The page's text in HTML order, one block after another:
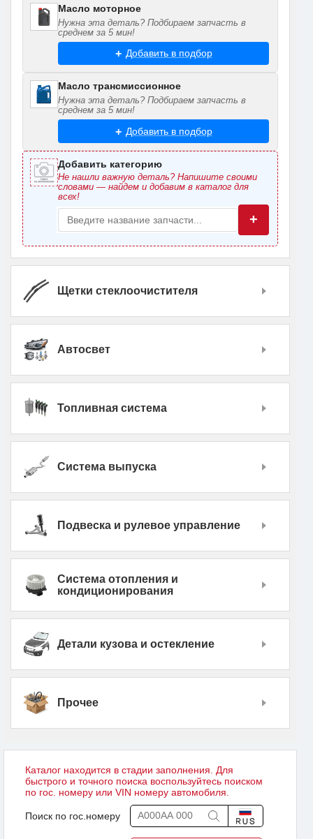
Масло моторное
Нужна эта деталь? Подбираем запчасть в
среднем за 5 мин!
Добавить в подбор
Масло трансмиссионное
Нужна эта деталь? Подбираем запчасть в
среднем за 5 мин!
Добавить в подбор
Добавить категорию
Не нашли важную деталь? Напишите своими
словами — найдем и добавим в каталог для
всех!
+
Щетки стеклоочистителя
Автосвет
Топливная система
Система выпуска
Подвеска и рулевое управление
Система отопления и
кондиционирования
Детали кузова и остекление
Прочее
Каталог находится в стадии заполнения. Для
быстрого и точного поиска воспользуйтесь поиском
по гос. номеру или VIN номеру автомобиля.
Поиск по гос.номеру